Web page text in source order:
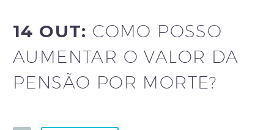
14 OUT: COMO POSSO
AUMENTAR O VALOR DA
PENSÃO POR MORTE?